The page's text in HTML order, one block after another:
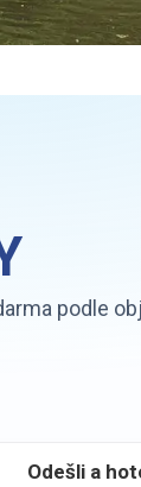
podle
Odešli a